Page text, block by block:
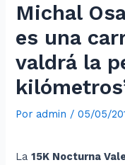
Michal
es una
valdrá la
Por admin /05/05/
La15K Nocturna